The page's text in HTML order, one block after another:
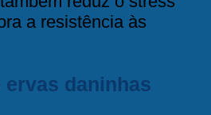
a resistência às
ervas daninhas